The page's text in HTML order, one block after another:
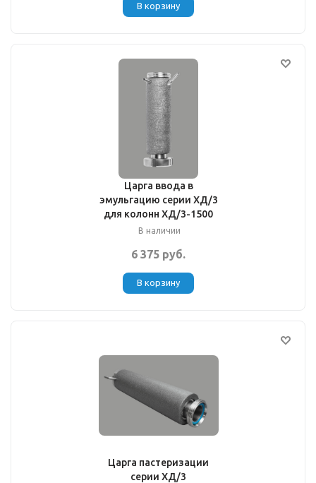
В корзину
Царга ввода в
эмульгацию серии ХД/3
для колонн ХД/3-1500
В наличии
6 375 руб.
В корзину
Царга пастеризации
серии ХД/3